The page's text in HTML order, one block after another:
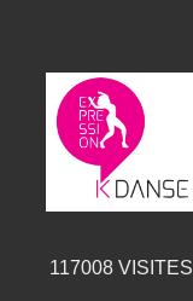
117008VISITES